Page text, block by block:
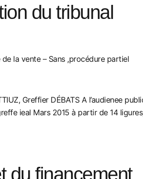
du tribunal
de la vente – Sans ,procédure partiel
Greffier DÉBATS A l’audienee
ieal Mars 2015 à partir de 14
du financement